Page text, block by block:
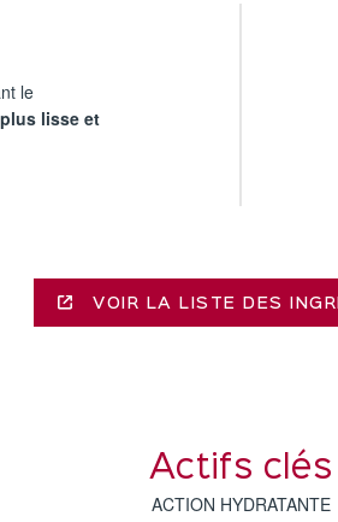
le
lisse et
VOIR LA LISTE DES
Actifs clés
ACTION HYDRATANTE